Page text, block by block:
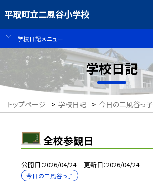
平取町立二風谷小学校
学校日記メニュー
学校日記
トップページ > 学校日記 > 今日の二風谷っ子
全校参観日
公開日 2026/04/24 更新日 2026/04/24
今日の二風谷っ子